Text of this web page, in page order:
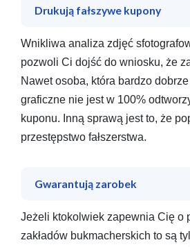
Drukują fałszywe kupony
Wnikliwa analiza zdjęć
pozwoli Ci dojść do wniosku, że
Nawet osoba, która bardzo
graficzne nie jest w 100%
kuponu. Inną sprawą jest to, że
przestępstwo fałszerstwa.
Gwarantują zarobek
Jeżeli ktokolwiek zapewnia Cię o
zakładów bukmacherskich to są